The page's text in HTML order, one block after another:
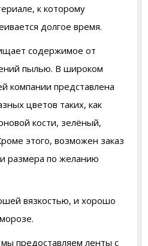
к которому
долгое время.
содержимое от
пылью. В широком
компании представлена
цветов таких, как
кости, зелёный,
этого, возможен заказ
размера по желанию
вязкостью, и хорошо
предоставляем ленты с